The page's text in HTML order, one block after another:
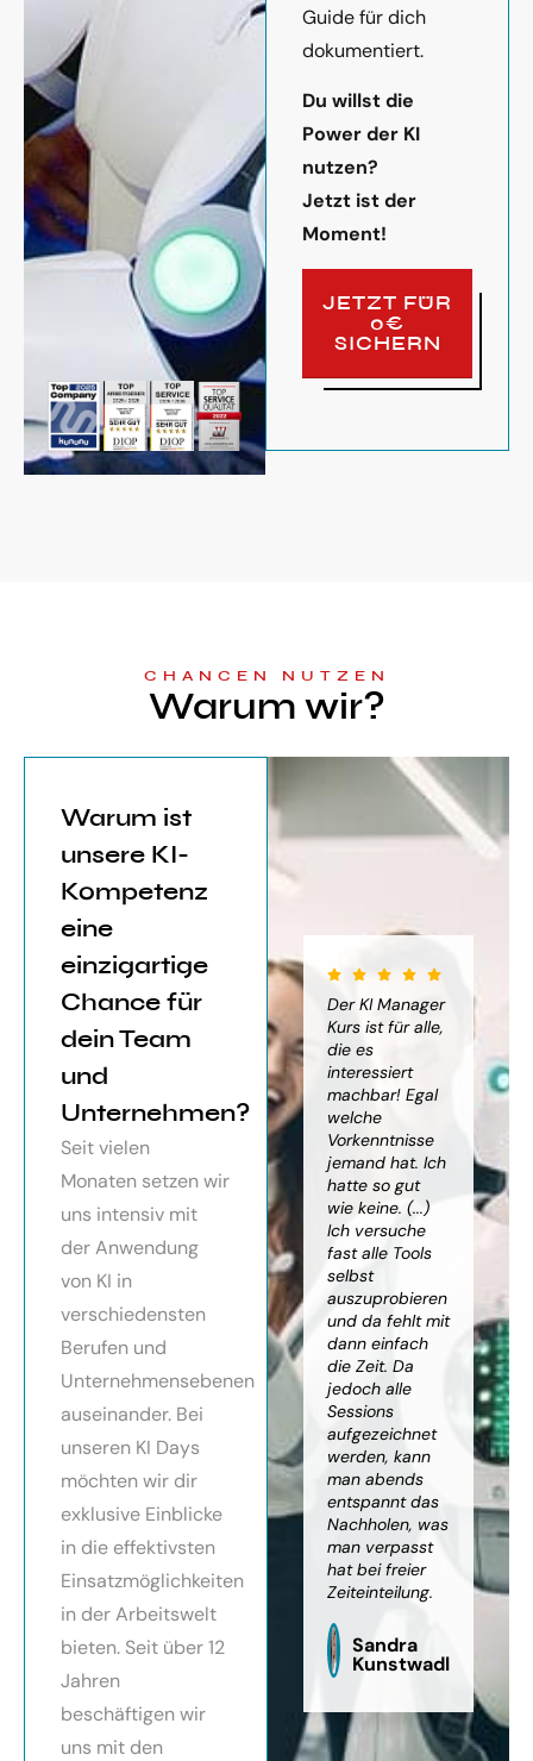
Guide für dich
dokumentiert.
Du willst die
Power der KI
nutzen?
Jetzt ist der
Moment!
JETZT FÜR
0€
SICHERN
CHANCEN NUTZEN
Warum wir?
Warum ist
unsere KI-
Kompetenz
eine
einzigartige
Chance für
dein Team
und
Unternehmen?
Seit vielen
Monaten setzen wir
uns intensiv mit
der Anwendung
von KI in
verschiedensten
Berufen und
Unternehmensebenen
auseinander. Bei
unseren KI Days
möchten wir dir
exklusive Einblicke
in die effektivsten
Einsatzmöglichkeiten
in der Arbeitswelt
bieten. Seit über 12
Jahren
beschäftigen wir
uns mit den
von
sehr
die
von KI
von
Elisabeth
Der KI Manager
mich sehr
toller Überblick
über alles, was
mit kleinem
Ausblick.
Auf alle Fragen
teilweise
wurden für
Probleme noch
Anleitungen
bereitgestellt.
Monika
Vietz
Der KI Manager
Kurs ist für alle,
die es
interessiert
machbar! Egal
welche
Vorkenntnisse
jemand hat. Ich
hatte so gut
wie keine. (...)
Ich versuche
fast alle Tools
selbst
auszuprobieren
und da fehlt mit
dann einfach
die Zeit. Da
jedoch alle
Sessions
aufgezeichnet
werden, kann
man abends
entspannt das
Nachholen, was
man verpasst
hat bei freier
Zeiteinteilung.
Sandra
Kunstwadl
zu